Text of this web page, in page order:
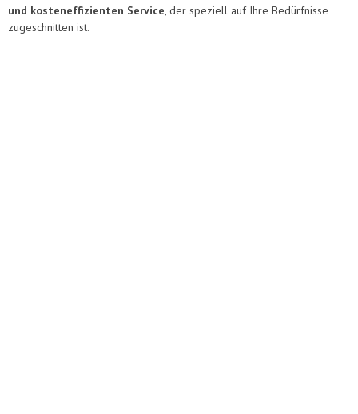
und kosteneffizienten Service, der speziell auf Ihre Bedürfnisse
zugeschnitten ist.